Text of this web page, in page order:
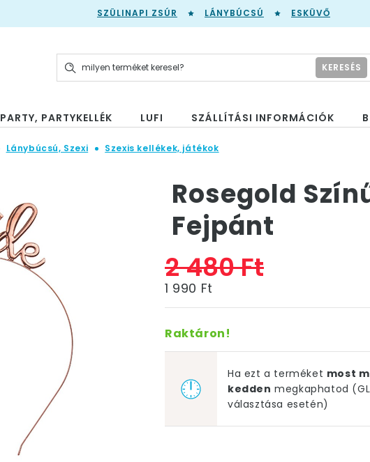
SZÜLINAPI ZSÚR LÁNYBÚCSÚ ESKÜVŐ
KERESÉS
PARTY, PARTYKELLÉK LUFI SZÁLLÍTÁSI INFORMÁCIÓK
Lánybúcsú, Szexi Szexis kellékek, játékok
Rosegold
Fejpánt
2 480 Ft
1 990 Ft
Raktáron!
Ha ezt a terméket most
kedden megkaphatod
választása esetén)